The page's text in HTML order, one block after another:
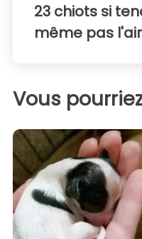
23 chiots si
même pas
Vous